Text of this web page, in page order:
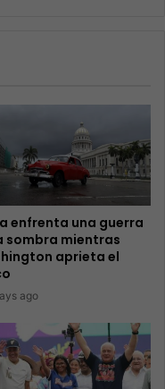
enfrenta una guerra
sombra mientras
aprieta el
ago